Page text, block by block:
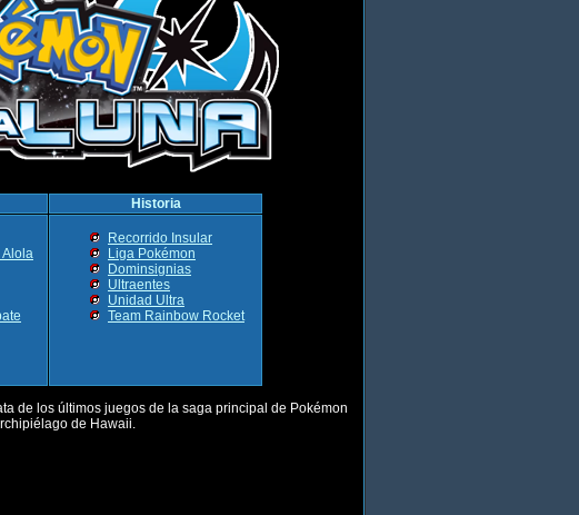
Historia
Alola
Recorrido Insular
Liga Pokémon
Dominsignias
Ultraentes
Unidad Ultra
Team Rainbow Rocket
de los últimos juegos de la saga principal de Pokémon
de Hawaii.